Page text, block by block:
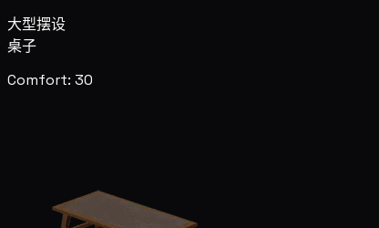
大型摆设
桌子
Comfort: 30